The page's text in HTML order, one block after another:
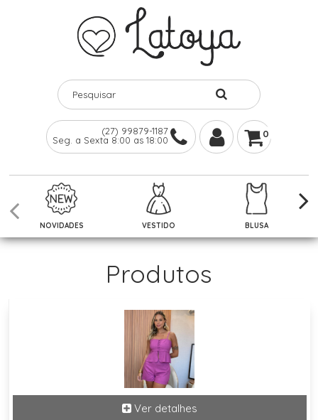
(27) 99879-1187
Seg. a Sexta 8:00 as 18:00
0
NOVIDADES VESTIDO BLUSA
Produtos